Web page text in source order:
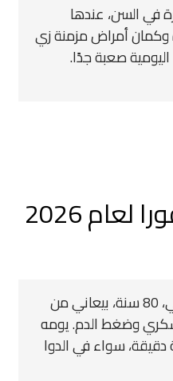
في السن، عندها
وكمان أمراض مزمنة زي
صعبة جدًا.
مطلوب جليسة فورا لعام 2026
البداية: عن المريض الحاج علي، 80 سنة، بيعاني من
وضغط الدم. يومه
سواء في الدوا